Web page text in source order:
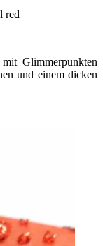
red
Glimmerpunkten
und einem dicken